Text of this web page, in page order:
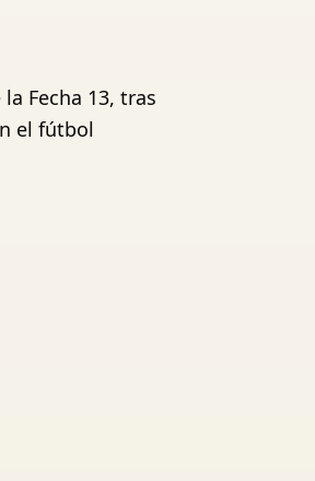
Fecha 13, tras
el fútbol